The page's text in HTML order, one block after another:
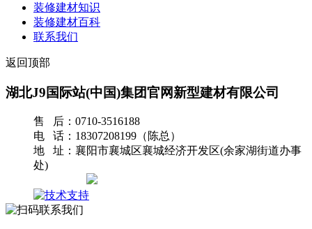
装修建材知识
装修建材百科
联系我们
返回顶部
湖北J9国际站(中国)集团官网新型建材有限公司
售 后：0710-3516188
电 话：18307208199（陈总）
地 址：襄阳市襄城区襄城经济开发区(余家湖街道办事
处)